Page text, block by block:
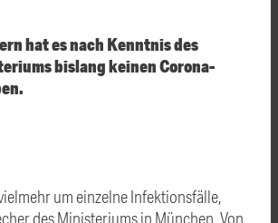
hat es nach Kenntnis des
bislang keinen Corona-
um einzelne Infektionsfälle,
des Ministeriums in München. Von